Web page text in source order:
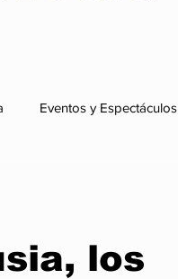
Eventos y Espectáculos
Noticia Nacional
los